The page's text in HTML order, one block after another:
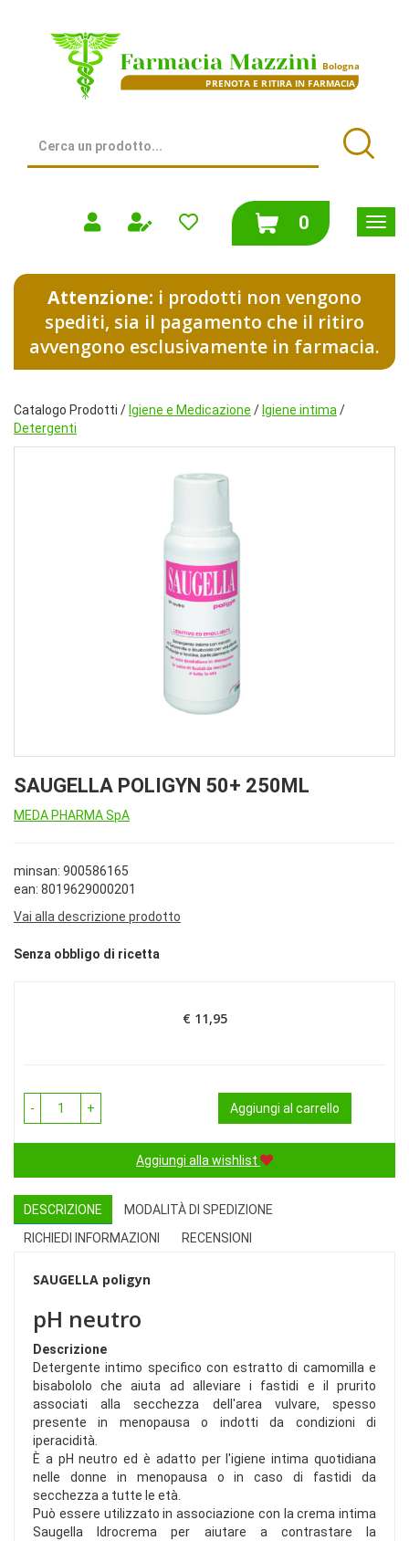
contenuto
Farmacia
Prodotto
0prodotti
inseriti
Attenzione: i prodotti non vengono
spediti, sia il pagamento che il ritiro
avvengono esclusivamente in farmacia.
Catalogo Prodotti / Igiene e Medicazione / Igiene intima /
Detergenti
SAUGELLA POLIGYN 50+ 250ML
MEDA PHARMA SpA
minsan: 900586165
ean: 8019629000201
Vai alla descrizione prodotto
Senza obbligo di ricetta
Prezzo
€ 11,95
- + Aggiungi al carrello
Aggiungi alla wishlist
DESCRIZIONE
MODALITÀ DI SPEDIZIONE
RICHIEDI INFORMAZIONI
RECENSIONI
SAUGELLA poligyn
pH neutro
Descrizione
Detergente intimo specifico con estratto di camomilla e
bisabololo che aiuta ad alleviare i fastidi e il prurito
associati alla secchezza dell'area vulvare, spesso
presente in menopausa o indotti da condizioni di
iperacidità.
È a pH neutro ed è adatto per l'igiene intima quotidiana
nelle donne in menopausa o in caso di fastidi da
secchezza a tutte le età.
Può essere utilizzato in associazione con la crema intima
Saugella Idrocrema per aiutare a contrastare la